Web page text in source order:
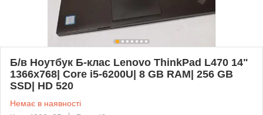
Б/в Ноутбук Б-клас Lenovo ThinkPad L470 14"
1366x768| Core i5-6200U| 8 GB RAM| 256 GB
SSD| HD 520
Немає в наявності